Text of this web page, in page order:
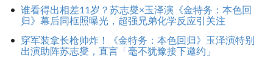
谁看得出相差11岁？苏志燮×玉泽演《金特务：本色回
归》幕后同框照曝光，超强兄弟化学反应引关注
穿军装拿长枪帅炸！《金特务：本色回归》玉泽演特别
出演助阵苏志燮，直言「毫不犹豫接下邀约」